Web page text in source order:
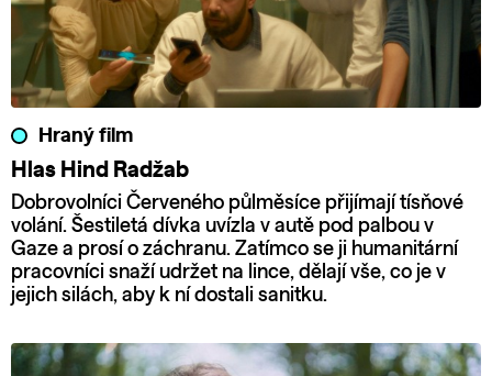
Hraný film
Hlas Hind Radžab
Dobrovolníci Červeného půlměsíce přijímají tísňové
volání. Šestiletá dívka uvízla v autě pod palbou v
Gaze a prosí o záchranu. Zatímco se ji humanitární
pracovníci snaží udržet na lince, dělají vše, co je v
jejich silách, aby k ní dostali sanitku.